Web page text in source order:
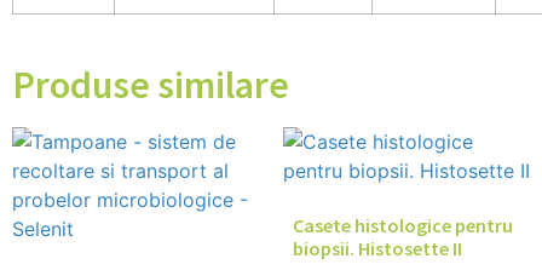
Produse similare
Casete histologice pentru
biopsii. Histosette II